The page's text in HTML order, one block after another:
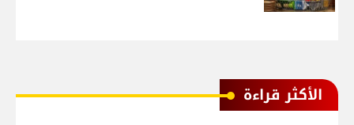
الأكثر قراءة